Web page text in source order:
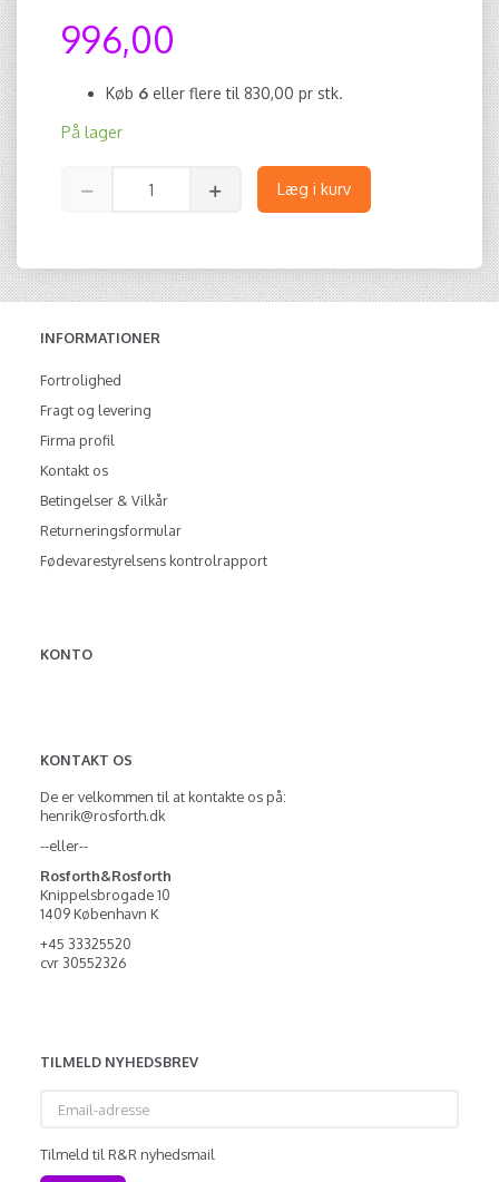
996,00
Køb 6 eller flere til 830,00 pr stk.
På lager
Læg i kurv
INFORMATIONER
Fortrolighed
Fragt og levering
Firma profil
Kontakt os
Betingelser & Vilkår
Returneringsformular
Fødevarestyrelsens kontrolrapport
KONTO
KONTAKT OS
De er velkommen til at kontakte os på:
henrik@rosforth.dk
--eller--
Rosforth&Rosforth
Knippelsbrogade 10
1409 København K
+45 33325520
cvr 30552326
TILMELD NYHEDSBREV
adresse
Tilmeld til R&R nyhedsmail